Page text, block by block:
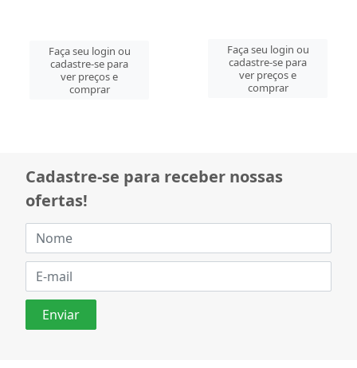
Faça seu login ou
cadastre-se para
ver preços e
comprar
Faça seu login ou
cadastre-se para
ver preços e
comprar
Cadastre-se para receber nossas
ofertas!